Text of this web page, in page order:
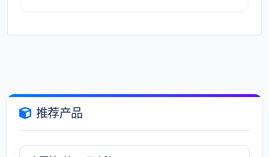
推荐产品